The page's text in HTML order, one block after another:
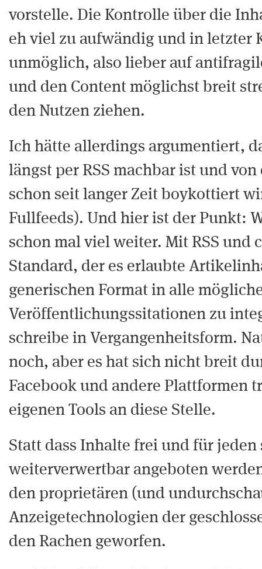
vorstelle. Die Kontrolle über die
eh viel zu aufwändig und in letzter
unmöglich, also lieber auf
und den Content möglichst breit
den Nutzen ziehen.
Ich hätte allerdings argumentiert,
längst per RSS machbar ist und
schon seit langer Zeit boykottiert
Fullfeeds). Und hier ist der Punkt:
schon mal viel weiter. Mit RSS und
Standard, der es erlaubte
generischen Format in alle
Veröffentlichungssitationen zu
schreibe in Vergangenheitsform.
noch, aber es hat sich nicht breit
Facebook und andere Plattformen
eigenen Tools an diese Stelle.
Statt dass Inhalte frei und für
weiterverwertbar angeboten
den proprietären (und
Anzeigetechnologien der
den Rachen geworfen.